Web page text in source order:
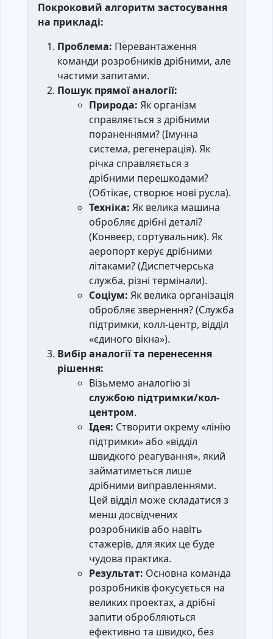
Покроковий алгоритм застосування
на прикладі:
Проблема: Перевантаження
команди розробників дрібними, але
частими запитами.
Пошук прямої аналогії:
Природа: Як організм
справляється з дрібними
пораненнями? (Імунна
система, регенерація). Як
річка справляється з
дрібними перешкодами?
(Обтікає, створює нові русла).
Техніка: Як велика машина
обробляє дрібні деталі?
(Конвеєр, сортувальник). Як
аеропорт керує дрібними
літаками? (Диспетчерська
служба, різні термінали).
Соціум: Як велика організація
обробляє звернення? (Служба
підтримки, колл-центр, відділ
«єдиного вікна»).
Вибір аналогії та перенесення
рішення:
Візьмемо аналогію зі
службою підтримки/кол-
центром.
Ідея: Створити окрему «лінію
підтримки» або «відділ
швидкого реагування», який
займатиметься лише
дрібними виправленнями.
Цей відділ може складатися з
менш досвідчених
розробників або навіть
стажерів, для яких це буде
чудова практика.
Результат: Основна команда
розробників фокусується на
великих проектах, а дрібні
запити обробляються
ефективно та швидко, без